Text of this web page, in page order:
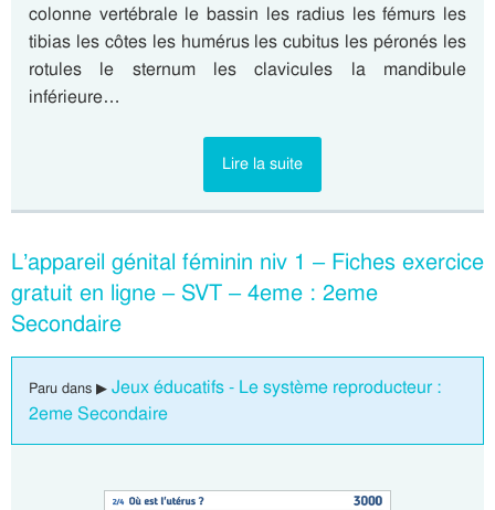
colonne vertébrale le bassin les radius les fémurs les
tibias les côtes les humérus les cubitus les péronés les
rotules le sternum les clavicules la mandibule
inférieure…
Lire la suite
L’appareil génital féminin niv 1 – Fiches exercice
gratuit en ligne – SVT – 4eme : 2eme
Secondaire
Paru dans ▶ Jeux éducatifs - Le système reproducteur :
2eme Secondaire